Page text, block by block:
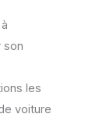
son
les
voiture